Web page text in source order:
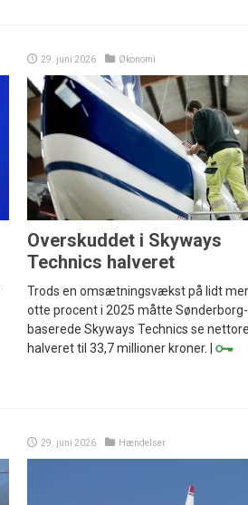
29. juni 2026 Økonomi
Overskuddet i Skyways
Technics halveret
Trods en omsætningsvækst på lidt
otte procent i 2025 måtte Sønderborg-
baserede Skyways Technics se
halveret til 33,7 millioner kroner. |
29. juni 2026 Hændelser